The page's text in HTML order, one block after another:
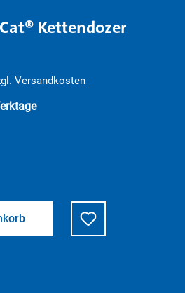
Kettendozer
Versandkosten